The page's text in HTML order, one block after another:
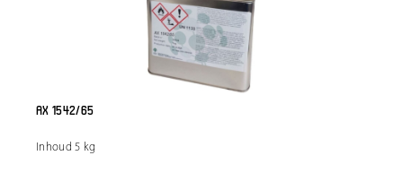
AX 1542/65
Inhoud 5 kg